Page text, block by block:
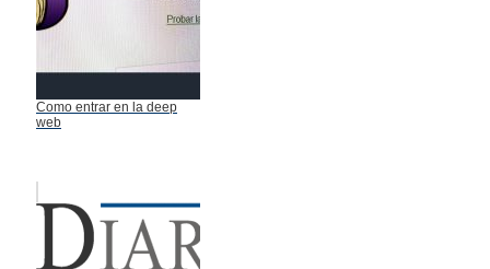
Como entrar en la deep
web